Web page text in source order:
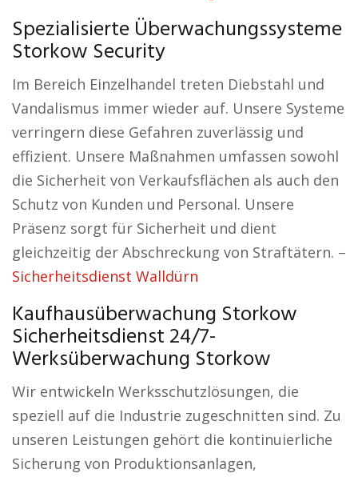
Spezialisierte Überwachungssysteme
Storkow Security
Im Bereich Einzelhandel treten Diebstahl und
Vandalismus immer wieder auf. Unsere Systeme
verringern diese Gefahren zuverlässig und
effizient. Unsere Maßnahmen umfassen sowohl
die Sicherheit von Verkaufsflächen als auch den
Schutz von Kunden und Personal. Unsere
Präsenz sorgt für Sicherheit und dient
gleichzeitig der Abschreckung von Straftätern. –
Sicherheitsdienst Walldürn
Kaufhausüberwachung Storkow
Sicherheitsdienst 24/7-
Werksüberwachung Storkow
Wir entwickeln Werksschutzlösungen, die
speziell auf die Industrie zugeschnitten sind. Zu
unseren Leistungen gehört die kontinuierliche
Sicherung von Produktionsanlagen,